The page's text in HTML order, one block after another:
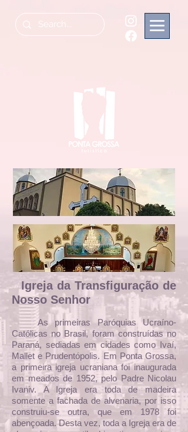
Igreja da Transfiguração de
Nosso Senhor
As primeiras Paróquias Ucraíno-
Católicas no Brasil, foram construídas no
Paraná, sediadas em cidades como Ivaí,
Mallet e Prudentópolis. Em Ponta Grossa,
a primeira igreja ucraniana foi inaugurada
em meados de 1952, pelo Padre Nicolau
Ivaniv. A Igreja era toda de madeira
somente a fachada de alvenaria, por isso
construiu-se outra, que em 1978 foi
abençoada. Desta vez, toda a Igreja era de